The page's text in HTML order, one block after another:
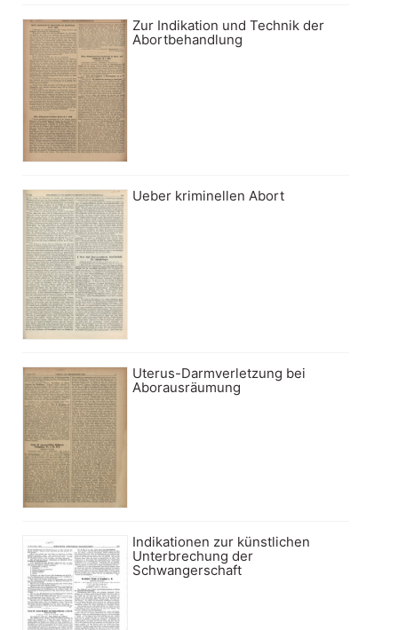
Zur Indikation und Technik der
Abortbehandlung
Ueber kriminellen Abort
Uterus-Darmverletzung bei
Aborausräumung
Indikationen zur künstlichen
Unterbrechung der
Schwangerschaft